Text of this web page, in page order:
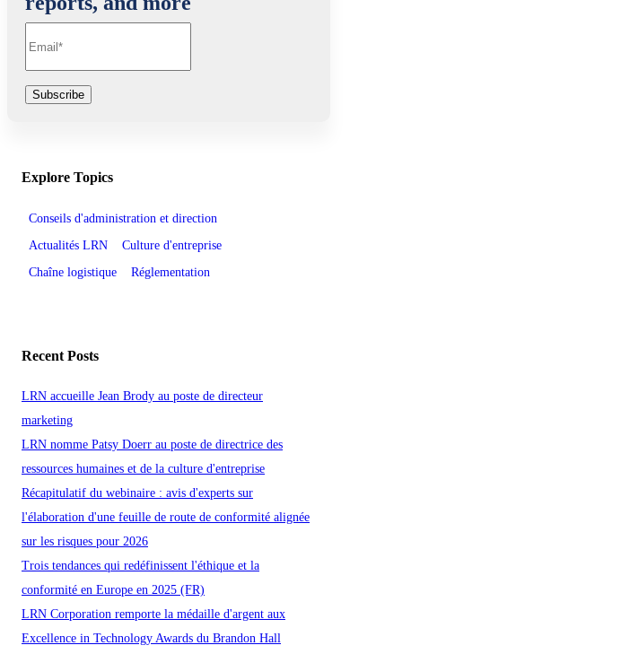
Explore Topics
Conseils d'administration et direction
Actualités LRN
Culture d'entreprise
Chaîne logistique
Réglementation
Recent Posts
LRN accueille Jean Brody au poste de directeur
marketing
LRN nomme Patsy Doerr au poste de directrice des
ressources humaines et de la culture d'entreprise
Récapitulatif du webinaire : avis d'experts sur
l'élaboration d'une feuille de route de conformité alignée
sur les risques pour 2026
Trois tendances qui redéfinissent l'éthique et la
conformité en Europe en 2025 (FR)
LRN Corporation remporte la médaille d'argent aux
Excellence in Technology Awards du Brandon Hall